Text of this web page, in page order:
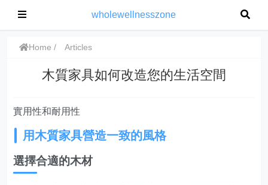
wholewellnesszone
Home Articles
木質家具如何改造您的生活空間
實用性和耐用性
用木質家具營造一致的風格
選擇合適的木材